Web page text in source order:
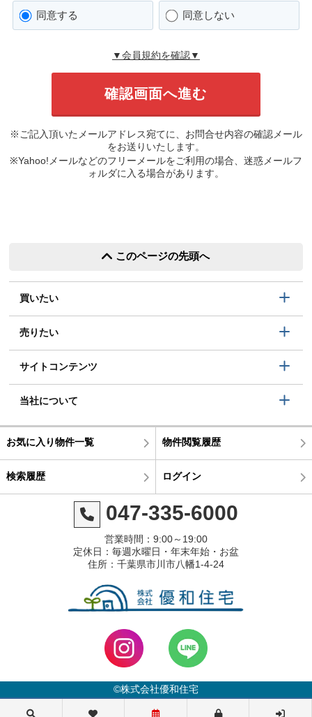
同意する 同意しない
▼会員規約を確認▼
※ご記入頂いたメールアドレス宛てに、お問合せ内容の確認メール
をお送りいたします。
※Yahoo!メールなどのフリーメールをご利用の場合、迷惑メールフ
ォルダに入る場合があります。
このページの先頭へ
買いたい
売りたい
サイトコンテンツ
当社について
お気に入り物件一覧 物件閲覧履歴
検索履歴 ログイン
047-335-6000
営業時間：9:00～19:00
定休日：毎週水曜日・年末年始・お盆
住所：千葉県市川市八幡1-4-24
©株式会社優和住宅